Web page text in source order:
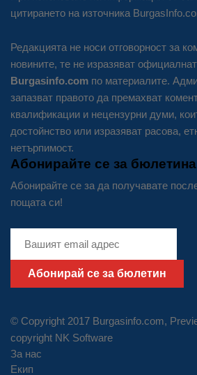
цитирането на източника
Редакцията не носи отговорност за
новините, те не изразяват
Burgasinfo.com по материалите.
запазват правото да премахват
квалификации и нецензурни думи,
достойнство или изразяват расова,
нетърпимост.
Абонирайте се за
Абонирайте се за да получавате
пощата си!
Абонирай се за бюлетин
© Copyright 2017 Burgasinfo.com,
copyright NK Software
За нас
Екип